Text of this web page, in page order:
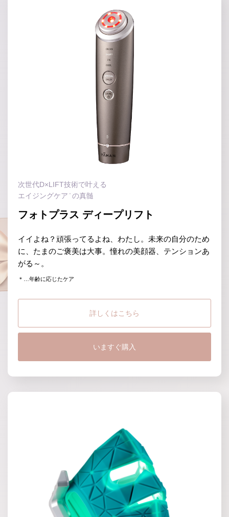
次世代D×LIFT技術で叶える
エイジングケア ＊ の真髄
フォトプラス ディープリフト
イイよね？頑張ってるよね、わたし。未来の自分のため
に、 たまのご褒美は大事。憧れの美顔器、テンションあ
がる～。
＊…年齢に応じたケア
詳しくはこちら
いますぐ購入